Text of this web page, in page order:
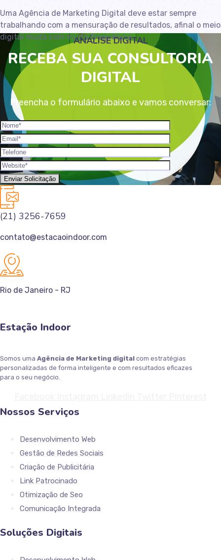
Uma Agência de Marketing Digital deve estar sempre
trabalhando com a mensuração de resultados, afinal o meio
digital muda com muita frequência.
ANÁLISE DIGITAL
RECEBA SUA CONSULTORIA
DIGITAL
Preencha o formulário abaixo e vamos conversar:
(21) 3256-7659
contato@estacaoindoor.com
Rio de Janeiro - RJ
Estação Indoor
Somos uma Agência de Marketing digital com estratégias
personalizadas de forma inteligente e com resultados eficazes
para o seu negócio.
Nossos Serviços
Desenvolvimento Web
Gestão de Redes Sociais
Criação de Publicitária
Link Patrocinado
Otimização de Seo
Comunicação Integrada
Soluções Digitais